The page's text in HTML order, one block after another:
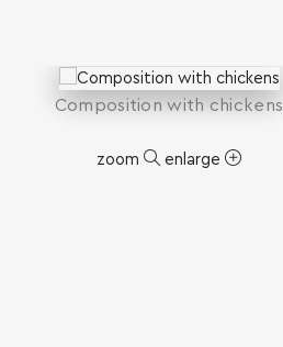
Composition with chickens
zoom enlarge